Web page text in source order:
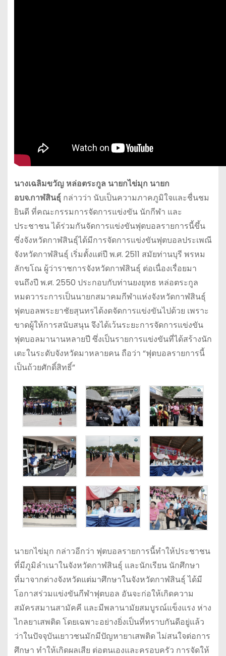
นางเฉลิมขวัญ หล่อตระกูล นายกไข่มุก นายก
อบจ.กาฬสินธุ์กล่าวว่า นับเป็นความภาคภูมิใจและชื่นชม
ยินดี ที่คณะกรรมการจัดการแข่งขัน นักกีฬา และ
ประชาชน ได้ร่วมกันจัดการแข่งขันฟุตบอลรายการนี้ขึ้น
ซึ่งจังหวัดกาฬสินธุ์ได้มีการจัดการแข่งขันฟุตบอลประเพณี
จังหวัดกาฬสินธุ์ เริ่มตั้งแต่ปี พ.ศ. 2511 สมัยท่านบุรี พรหม
ลักขโณ ผู้ว่าราชการจังหวัดกาฬสินธุ์ ต่อเนื่องเรื่อยมา
จนถึงปี พ.ศ. 2550 ประกอบกับท่านยงยุทธ หล่อตระกูล
หมดวาระการเป็นนายกสมาคมกีฬาแห่งจังหวัดกาฬสินธุ์
ฟุตบอลพระยาชัยสุนทรได้งดจัดการแข่งขันไปด้วย เพราะ
ขาดผู้ให้การสนับสนุน จึงได้เว้นระยะการจัดการแข่งขัน
ฟุตบอลมานานหลายปี ซึ่งเป็นรายการแข่งขันที่ได้สร้างนัก
เตะในระดับจังหวัดมาหลายคน ถือว่า “ฟุตบอลรายการนี้
เป็นถ้วยศักดิ์สิทธิ์”
นายกไข่มุก กล่าวอีกว่า ฟุตบอลรายการนี้ทำให้ประชาชน
ที่มีภูมิลำเนาในจังหวัดกาฬสินธุ์ และนักเรียน นักศึกษา
ที่มาจากต่างจังหวัดแต่มาศึกษาในจังหวัดกาฬสินธุ์ ได้มี
โอกาสร่วมแข่งขันกีฬาฟุตบอล อันจะก่อให้เกิดความ
สมัครสมานสามัคคี และมีพลานามัยสมบูรณ์แข็งแรง ห่าง
ไกลยาเสพติด โดยเฉพาะอย่างยิ่งเป็นที่ทราบกันดีอยู่แล้ว
ว่าในปัจจุบันเยาวชนมักมีปัญหายาเสพติด ไม่สนใจต่อการ
ศึกษา ทำให้เกิดผลเสีย ต่อตนเองและครอบครัว การจัดให้